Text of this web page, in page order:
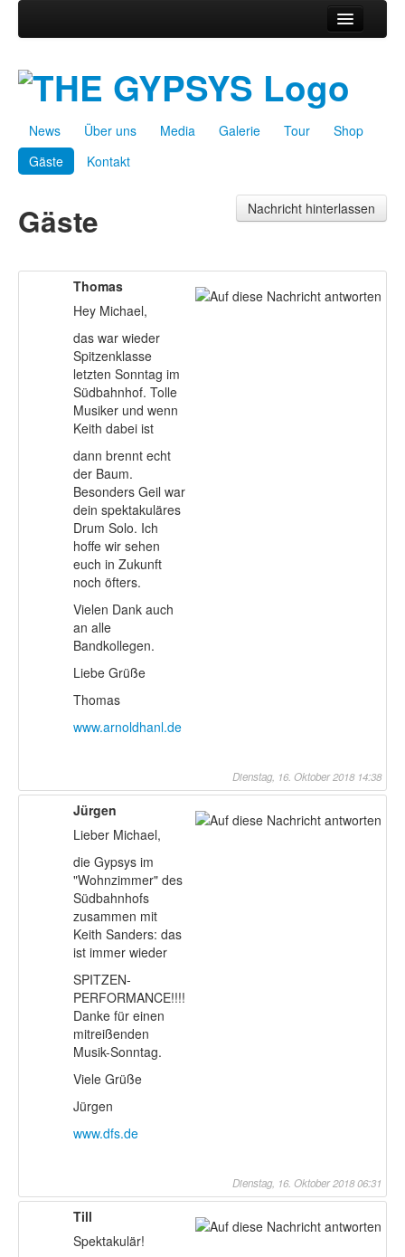
Über uns
Galerie
Tour
Gäste
News Über uns Media Galerie Tour
Shop
Gäste
Kontakt
Gäste Nachricht hinterlassen
Thomas
Hey Michael,
das war wieder
Spitzenklasse
letzten Sonntag im
Südbahnhof. Tolle
Musiker und wenn
Keith dabei ist
dann brennt echt
der Baum.
Besonders Geil war
dein spektakuläres
Drum Solo. Ich
hoffe wir sehen
euch in Zukunft
noch öfters.
Vielen Dank auch
an alle
Bandkollegen.
Liebe Grüße
Thomas
www.arnoldhanl.de
Dienstag, 16. Oktober 2018 14:38
Jürgen
Lieber Michael,
die Gypsys im
"Wohnzimmer" des
Südbahnhofs
zusammen mit
Keith Sanders: das
ist immer wieder
SPITZEN-
PERFORMANCE!!!!
Danke für einen
mitreißenden
Musik-Sonntag.
Viele Grüße
Jürgen
www.dfs.de
Dienstag, 16. Oktober 2018 06:31
Till
Spektakulär!